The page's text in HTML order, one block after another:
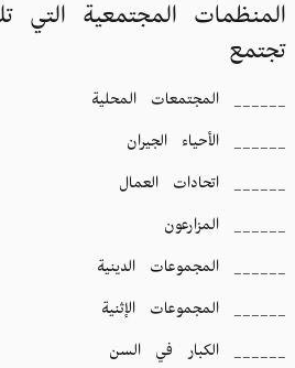
المنظمات المجتمعية التي
تجتمع
______ المجتمعات المحلية
______ الأحياء الجيران
______ اتحادات العمال
______ المزارعون
______ المجموعات الدينية
______ المجموعات الإثنية
______ الكبار في السن